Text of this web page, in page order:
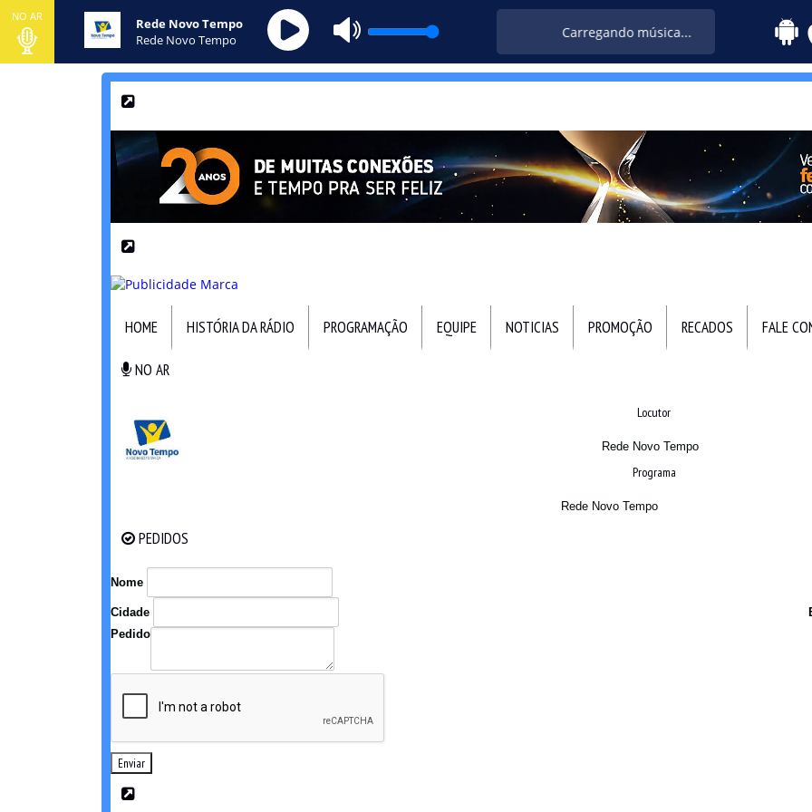
NO AR
Rede Novo Tempo
Rede Novo Tempo
Carregando música...
HOME HISTÓRIA DA RÁDIO PROGRAMAÇÃO EQUIPE NOTICIAS PROMOÇÃO RECADOS FALE
NO AR
Locutor
Rede Novo Tempo
Programa
Rede Novo Tempo
PEDIDOS
Nome
Cidade
Pedido
Enviar